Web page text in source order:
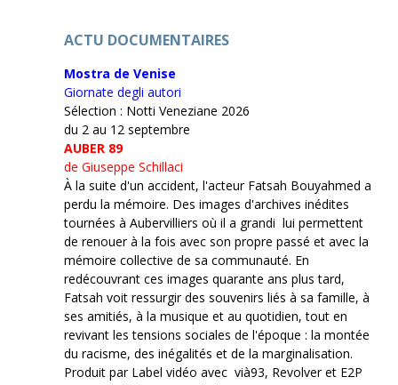
ACTU DOCUMENTAIRES
Mostra de Venise
Giornate degli autori
Sélection : Notti Veneziane 2026
du 2 au 12 septembre
AUBER 89
de Giuseppe Schillaci
À la suite d'un accident, l'acteur Fatsah Bouyahmed a
perdu la mémoire. Des images d'archives inédites
tournées à Aubervilliers où il a grandi lui permettent
de renouer à la fois avec son propre passé et avec la
mémoire collective de sa communauté. En
redécouvrant ces images quarante ans plus tard,
Fatsah voit ressurgir des souvenirs liés à sa famille, à
ses amitiés, à la musique et au quotidien, tout en
revivant les tensions sociales de l'époque : la montée
du racisme, des inégalités et de la marginalisation.
Produit par Label vidéo avec vià93, Revolver et E2P